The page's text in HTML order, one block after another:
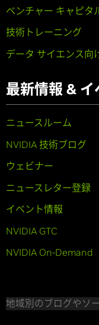
ベンチャー キャピタ
技術トレーニング
データ サイエンス向
最新情報 & イ
ニュースルーム
NVIDIA 技術ブログ
ウェビナー
ニュースレター登録
イベント情報
NVIDIA GTC
NVIDIA On-Demand
地域別のブログやソ